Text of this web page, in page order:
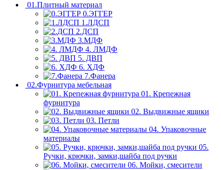
01.Плитный материал
0.ЭГГЕР
1.ЛДСП
2.ДСП
3.МДФ
4. ЛМДФ
5. ДВП
6. ХДФ
7.Фанера
02.Фурнитура мебельная
01. Крепежная
фурнитура
02. Выдвижные ящики
03. Петли
04. Упаковочные
материалы
05.
Ручки, крючки, замки,шайба под ручки
06. Мойки, смесители